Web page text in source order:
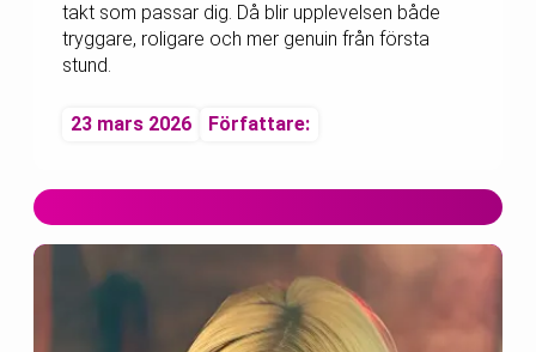
takt som passar dig. Då blir upplevelsen både
tryggare, roligare och mer genuin från första
stund.
23 mars 2026 Författare: